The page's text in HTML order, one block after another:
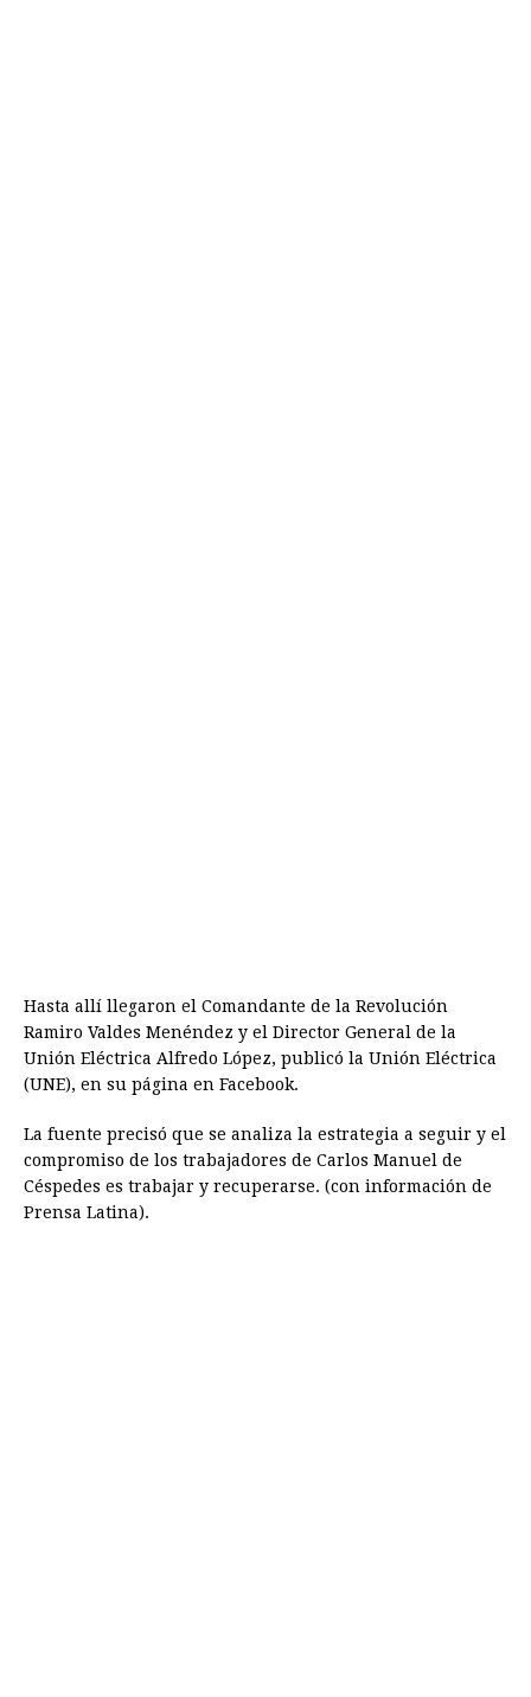
Hasta allí llegaron el Comandante de la Revolución
Ramiro Valdes Menéndez y el Director General de la
Unión Eléctrica Alfredo López, publicó la Unión Eléctrica
(UNE), en su página en Facebook.
La fuente precisó que se analiza la estrategia a seguir y el
compromiso de los trabajadores de Carlos Manuel de
Céspedes es trabajar y recuperarse. (con información de
Prensa Latina).